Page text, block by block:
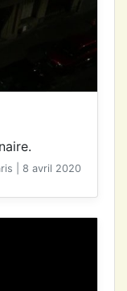
| 8 avril 2020